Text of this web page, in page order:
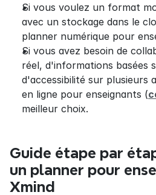
Si vous voulez un format
avec un stockage dans le
planner numérique pour
Si vous avez besoin de
réel, d'informations basées
d'accessibilité sur plusieurs
en ligne pour enseignants (
meilleur choix.
Guide étape par
un planner pour
Xmind